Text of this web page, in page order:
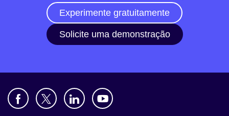
Experimente gratuitamente
Solicite uma demonstração